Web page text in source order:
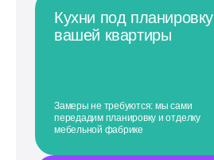
Кухни под планировку
вашей квартиры
Замеры не требуются: мы сами
передадим планировку и отделку
мебельной фабрике